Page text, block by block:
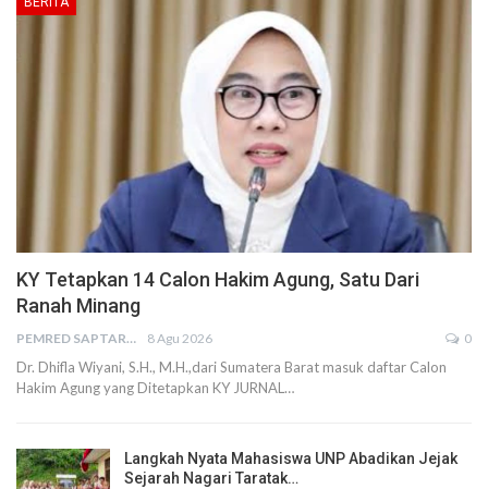
KY Tetapkan 14 Calon Hakim Agung, Satu Dari
Ranah Minang
PEMRED SAPTARIUS 8 Agu 2026 0
Dr. Dhifla Wiyani, S.H., M.H.,dari Sumatera Barat masuk daftar Calon
Hakim Agung yang Ditetapkan KY JURNAL…
Langkah Nyata Mahasiswa UNP Abadikan Jejak
Sejarah Nagari Taratak…